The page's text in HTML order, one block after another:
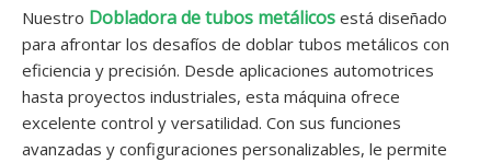
Nuestro Dobladora de tubos metálicos está diseñado
para afrontar los desafíos de doblar tubos metálicos con
eficiencia y precisión. Desde aplicaciones automotrices
hasta proyectos industriales, esta máquina ofrece
excelente control y versatilidad. Con sus funciones
avanzadas y configuraciones personalizables, le permite